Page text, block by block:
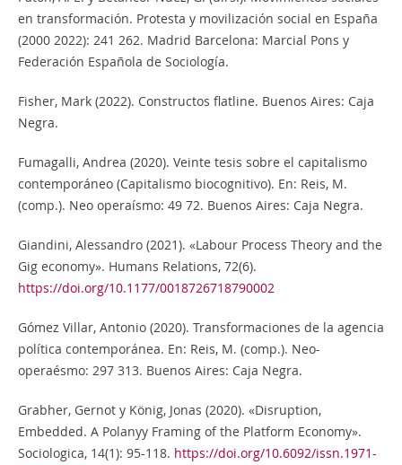
en transformación. Protesta y movilización social en España
(2000 2022): 241 262. Madrid Barcelona: Marcial Pons y
Federación Española de Sociología.
Fisher, Mark (2022). Constructos flatline. Buenos Aires: Caja
Negra.
Fumagalli, Andrea (2020). Veinte tesis sobre el capitalismo
contemporáneo (Capitalismo biocognitivo). En: Reis, M.
(comp.). Neo operaísmo: 49 72. Buenos Aires: Caja Negra.
Giandini, Alessandro (2021). «Labour Process Theory and the
Gig economy». Humans Relations, 72(6).
https://doi.org/10.1177/0018726718790002
Gómez Villar, Antonio (2020). Transformaciones de la agencia
política contemporánea. En: Reis, M. (comp.). Neo-
operaésmo: 297 313. Buenos Aires: Caja Negra.
Grabher, Gernot y König, Jonas (2020). «Disruption,
Embedded. A Polanyy Framing of the Platform Economy».
Sociologica, 14(1): 95-118. https://doi.org/10.6092/issn.1971-